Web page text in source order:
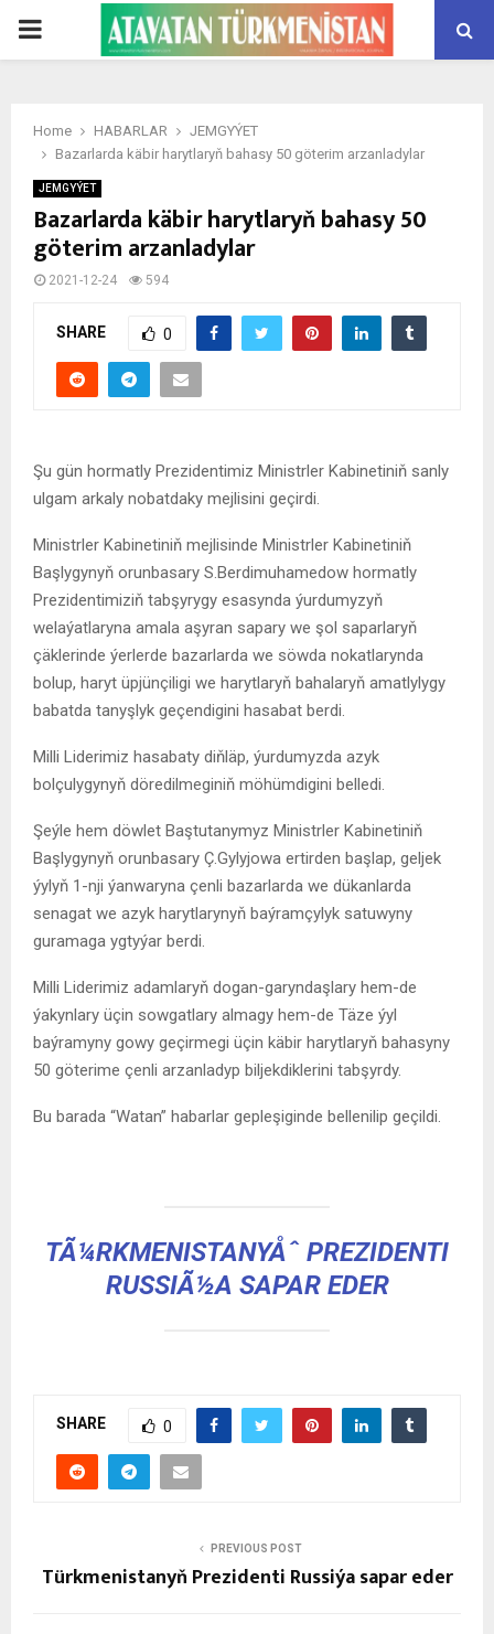
PRIMARY
Home HABARLAR
JEMGYÝET
Bazarlarda käbir harytlaryň bahasy 50 göterim arzanladylar
JEMGYÝET
Bazarlarda käbir harytlaryň bahasy 50
göterim arzanladylar
2021-12-24 594
SHARE 0
Şu gün hormatly Prezidentimiz Ministrler Kabinetiniň sanly
ulgam arkaly nobatdaky mejlisini geçirdi.
Ministrler Kabinetiniň mejlisinde Ministrler Kabinetiniň
Başlygynyň orunbasary S.Berdimuhamedow hormatly
Prezidentimiziň tabşyrygy esasynda ýurdumyzyň
welaýatlaryna amala aşyran sapary we şol saparlaryň
çäklerinde ýerlerde bazarlarda we söwda nokatlarynda
bolup, haryt üpjünçiligi we harytlaryň bahalaryň amatlylygy
babatda tanyşlyk geçendigini hasabat berdi.
Milli Liderimiz hasabaty diňläp, ýurdumyzda azyk
bolçulygynyň döredilmeginiň möhümdigini belledi.
Şeýle hem döwlet Baştutanymyz Ministrler Kabinetiniň
Başlygynyň orunbasary Ç.Gylyjowa ertirden başlap, geljek
ýylyň 1-nji ýanwaryna çenli bazarlarda we dükanlarda
senagat we azyk harytlarynyň baýramçylyk satuwyny
guramaga ygtyýar berdi.
Milli Liderimiz adamlaryň dogan-garyndaşlary hem-de
ýakynlary üçin sowgatlary almagy hem-de Täze ýyl
baýramyny gowy geçirmegi üçin käbir harytlaryň bahasyny
50 göterime çenli arzanladyp biljekdiklerini tabşyrdy.
Bu barada “Watan” habarlar gepleşiginde bellenilip geçildi.
TÃ¼RKMENISTANYÅˆ PREZIDENTI
RUSSIÃ½A SAPAR EDER
SHARE 0
PREVIOUS POST
Türkmenistanyň Prezidenti Russiýa sapar eder